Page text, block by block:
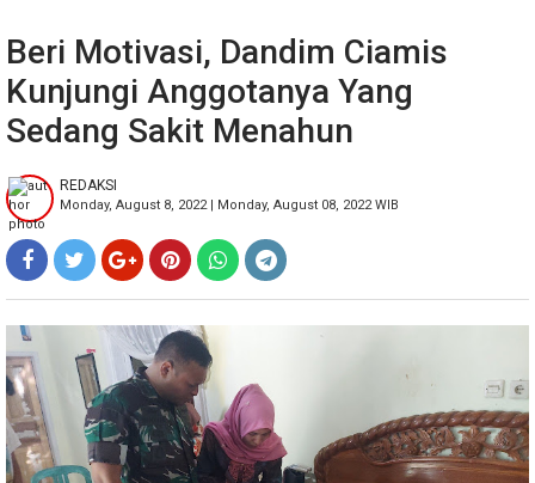
Beri Motivasi, Dandim Ciamis
Kunjungi Anggotanya Yang
Sedang Sakit Menahun
REDAKSI
Monday, August 8, 2022 | Monday, August 08, 2022 WIB